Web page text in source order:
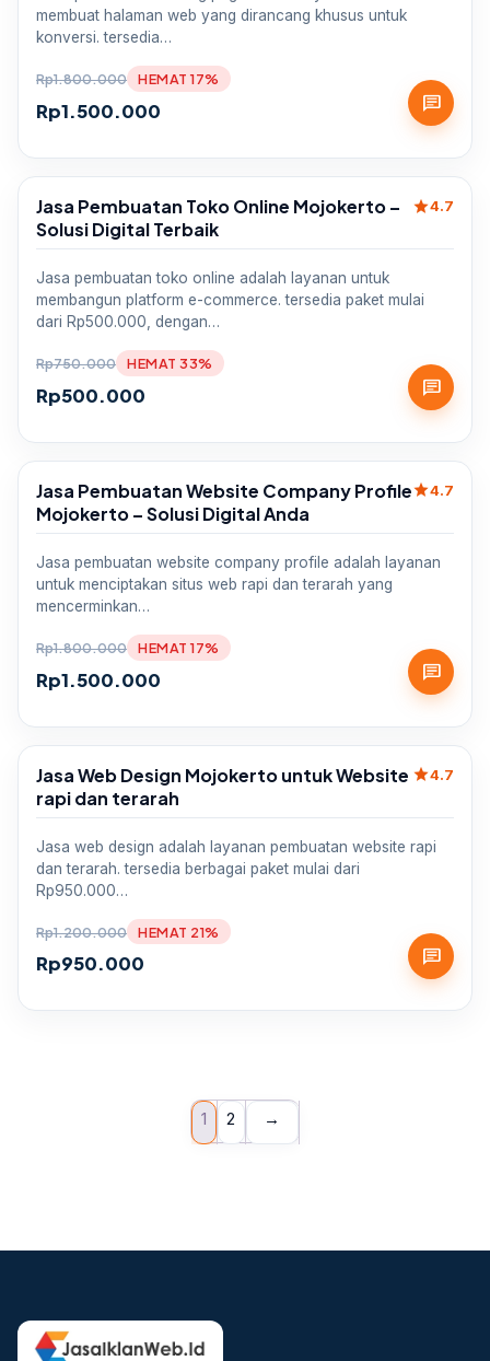
membuat halaman web yang dirancang khusus untuk
konversi. tersedia…
Rp1.800.000
Rp1.500.000
HEMAT 17%
chat
Sale
Jasa Pembuatan Toko Online Mojokerto –
Solusi Digital Terbaik
star4.7
Jasa pembuatan toko online adalah layanan untuk
membangun platform e-commerce. tersedia paket mulai
dari Rp500.000, dengan…
Rp750.000
Rp500.000
HEMAT 33%
chat
Sale
Jasa Pembuatan Website Company Profile
Mojokerto – Solusi Digital Anda
star4.7
Jasa pembuatan website company profile adalah layanan
untuk menciptakan situs web rapi dan terarah yang
mencerminkan…
Rp1.800.000
Rp1.500.000
HEMAT 17%
chat
Sale
Jasa Web Design Mojokerto untuk Website
rapi dan terarah
star4.7
Jasa web design adalah layanan pembuatan website rapi
dan terarah. tersedia berbagai paket mulai dari
Rp950.000…
Rp1.200.000
Rp950.000
HEMAT 21%
chat
1 2 →